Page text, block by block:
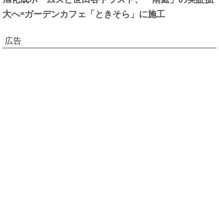
大へ=ガーデンカフェ「ときそら」に施工
広告